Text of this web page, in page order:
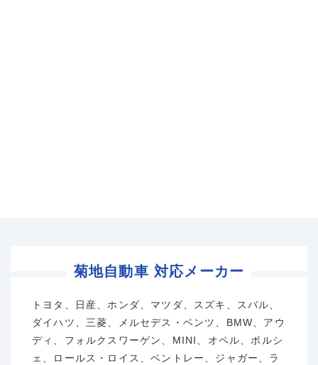
菊地自動車 対応メーカー
トヨタ、日産、ホンダ、マツダ、スズキ、スバル、
ダイハツ、三菱、メルセデス・ベンツ、BMW、アウ
ディ、フォルクスワーゲン、MINI、オペル、ポルシ
ェ、ロールス・ロイス、ベントレー、ジャガー、ラ